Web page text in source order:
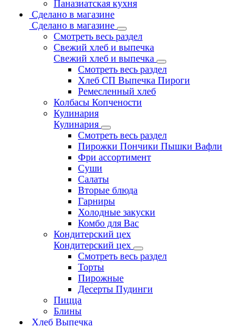
Паназиатская кухня
Сделано в магазине
Сделано в магазине
Смотреть весь раздел
Свежий хлеб и выпечка
Свежий хлеб и выпечка
Смотреть весь раздел
Хлеб СП Выпечка Пироги
Ремесленный хлеб
Колбасы Копчености
Кулинария
Кулинария
Смотреть весь раздел
Пирожки Пончики Пышки Вафли
Фри ассортимент
Суши
Салаты
Вторые блюда
Гарниры
Холодные закуски
Комбо для Вас
Кондитерский цех
Кондитерский цех
Смотреть весь раздел
Торты
Пирожные
Десерты Пудинги
Пицца
Блины
Хлеб Выпечка